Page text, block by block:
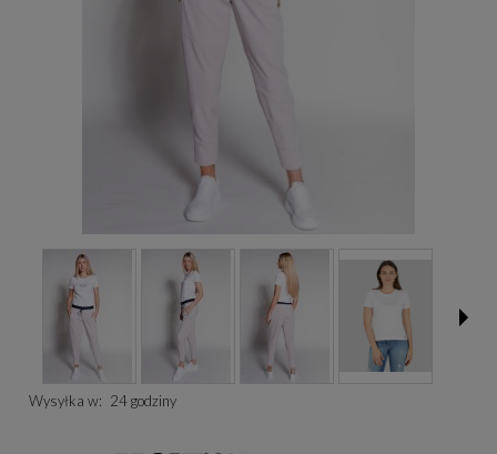
Wysyłka w: 24 godziny